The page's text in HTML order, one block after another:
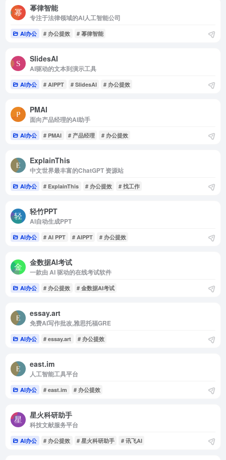
幂律智能
专注于法律领域的AI人工智能公司
AI办公 # 办公提效 # 幂律智能
SlidesAI
AI驱动的文本到演示工具
AI办公 # AIPPT # SlidesAI # 办公提效
PMAI
面向产品经理的AI助手
AI办公 # PMAI # 产品经理 # 办公提效
ExplainThis
中文世界最丰富的ChatGPT 资源站
AI办公 # ExplainThis # 办公提效 # 找工作
轻竹PPT
AI自动生成PPT
AI办公 # AI PPT # AIPPT # 办公提效
金数据AI考试
一款由 AI 驱动的在线考试软件
AI办公 # 办公提效 # 金数据AI考试
essay.art
免费AI写作批改,雅思托福GRE
AI办公 # essay.art # 办公提效
east.im
人工智能工具平台
AI办公 # east.im # 办公提效
星火科研助手
科技文献服务平台
AI办公 # 办公提效 # 星火科研助手 # 讯飞AI